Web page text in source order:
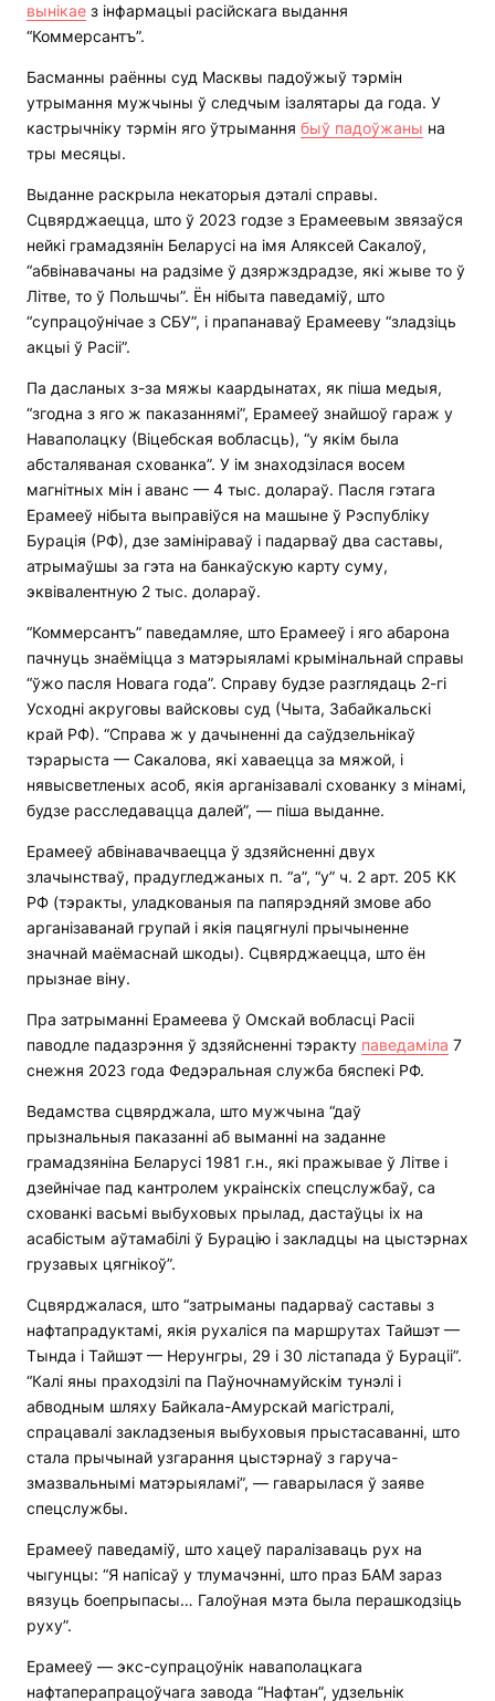
вынікае з інфармацыі расійскага выдання
“Коммерсантъ”.
Басманны раённы суд Масквы падоўжыў тэрмін
утрымання мужчыны ў следчым ізалятары да года. У
кастрычніку тэрмін яго ўтрымання быў падоўжаны на
тры месяцы.
Выданне раскрыла некаторыя дэталі справы.
Сцвярджаецца, што ў 2023 годзе з Ерамеевым звязаўся
нейкі грамадзянін Беларусі на імя Аляксей Сакалоў,
“абвінавачаны на радзіме ў дзяржздрадзе, які жыве то ў
Літве, то ў Польшчы”. Ён нібыта паведаміў, што
“супрацоўнічае з СБУ”, і прапанаваў Ерамееву “зладзіць
акцыі ў Расіі”.
Па дасланых з-за мяжы каардынатах, як піша медыя,
“згодна з яго ж паказаннямі”, Ерамееў знайшоў гараж у
Наваполацку (Віцебская вобласць), “у якім была
абсталяваная схованка”. У ім знаходзілася восем
магнітных мін і аванс — 4 тыс. долараў. Пасля гэтага
Ерамееў нібыта выправіўся на машыне ў Рэспубліку
Бурація (РФ), дзе замініраваў і падарваў два саставы,
атрымаўшы за гэта на банкаўскую карту суму,
эквівалентную 2 тыс. долараў.
“Коммерсантъ” паведамляе, што Ерамееў і яго абарона
пачнуць знаёміцца з матэрыяламі крымінальнай справы
“ўжо пасля Новага года”. Справу будзе разглядаць 2-гі
Усходні акруговы вайсковы суд (Чыта, Забайкальскі
край РФ). “Справа ж у дачыненні да саўдзельнікаў
тэрарыста — Сакалова, які хаваецца за мяжой, і
нявысветленых асоб, якія арганізавалі схованку з мінамі,
будзе расследавацца далей”, — піша выданне.
Ерамееў абвінавачваецца ў здзяйсненні двух
злачынстваў, прадугледжаных п. “а”, “у” ч. 2 арт. 205 КК
РФ (тэракты, уладкованыя па папярэдняй змове або
арганізаванай групай і якія пацягнулі прычыненне
значнай маёмаснай шкоды). Сцвярджаецца, што ён
прызнае віну.
Пра затрыманні Ерамеева ў Омскай вобласці Расіі
паводле падазрэння ў здзяйсненні тэракту паведаміла 7
снежня 2023 года Федэральная служба бяспекі РФ.
Ведамства сцвярджала, што мужчына “даў
прызнальныя паказанні аб выманні на заданне
грамадзяніна Беларусі 1981 г.н., які пражывае ў Літве і
дзейнічае пад кантролем украінскіх спецслужбаў, са
схованкі васьмі выбуховых прылад, дастаўцы іх на
асабістым аўтамабілі ў Бурацію і закладцы на цыстэрнах
грузавых цягнікоў”.
Сцвярджалася, што “затрыманы падарваў саставы з
нафтапрадуктамі, якія рухаліся па маршрутах Тайшэт —
Тында і Тайшэт — Нерунгры, 29 і 30 лістапада ў Бураціі”.
“Калі яны праходзілі па Паўночнамуйскім тунэлі і
абводным шляху Байкала-Амурскай магістралі,
спрацавалі закладзеныя выбуховыя прыстасаванні, што
стала прычынай узгарання цыстэрнаў з гаруча-
змазвальнымі матэрыяламі”, — гаварылася ў заяве
спецслужбы.
Ерамееў паведаміў, што хацеў паралізаваць рух на
чыгунцы: “Я напісаў у тлумачэнні, што праз БАМ зараз
вязуць боепрыпасы… Галоўная мэта была перашкодзіць
руху”.
Ерамееў — экс-супрацоўнік наваполацкага
нафтаперапрацоўчага завода “Нафтан”, удзельнік